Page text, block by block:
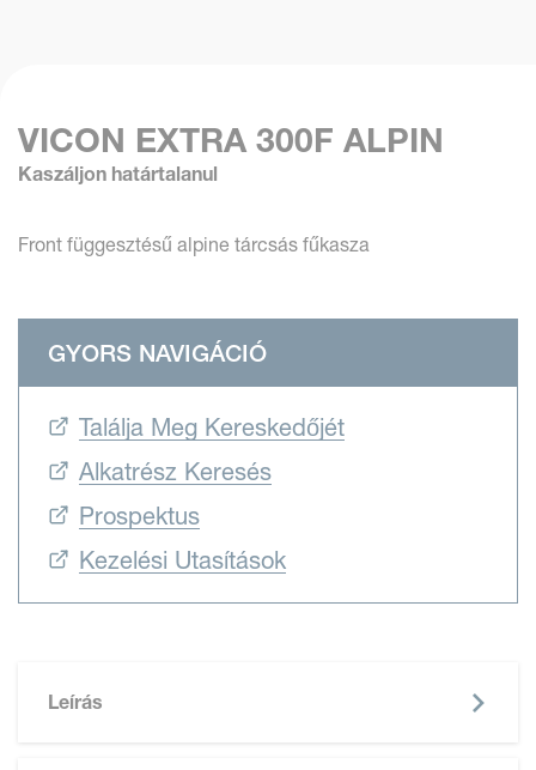
VICON EXTRA 300F ALPIN
Kaszáljon határtalanul
Front függesztésű alpine tárcsás fűkasza
GYORS NAVIGÁCIÓ
Találja Meg Kereskedőjét
Alkatrész Keresés
Prospektus
Kezelési Utasítások
Leírás